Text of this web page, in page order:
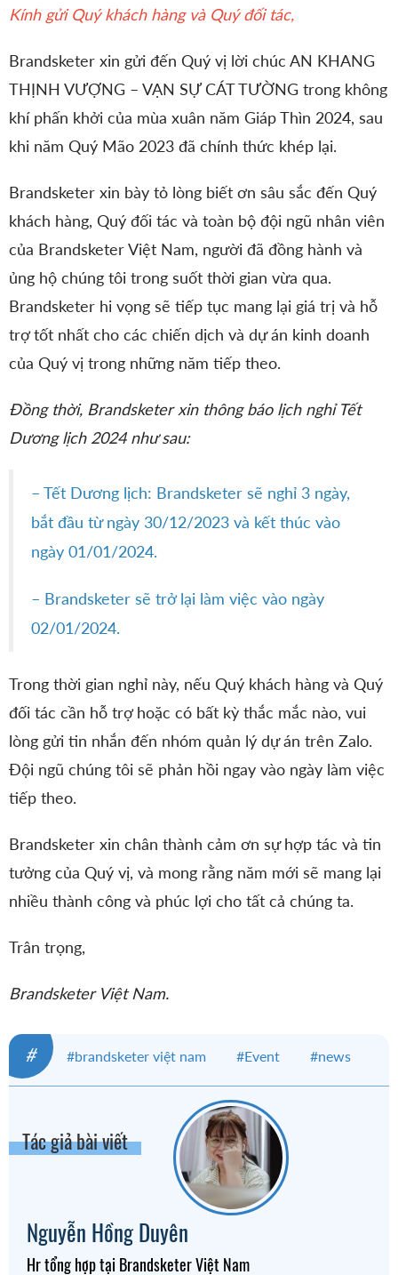
Kính gửi Quý khách hàng và Quý đối tác,
Brandsketer xin gửi đến Quý vị lời chúc AN KHANG
THỊNH VƯỢNG – VẠN SỰ CÁT TƯỜNG trong không
khí phấn khởi của mùa xuân năm Giáp Thìn 2024, sau
khi năm Quý Mão 2023 đã chính thức khép lại.
Brandsketer xin bày tỏ lòng biết ơn sâu sắc đến Quý
khách hàng, Quý đối tác và toàn bộ đội ngũ nhân viên
của Brandsketer Việt Nam, người đã đồng hành và
ủng hộ chúng tôi trong suốt thời gian vừa qua.
Brandsketer hi vọng sẽ tiếp tục mang lại giá trị và hỗ
trợ tốt nhất cho các chiến dịch và dự án kinh doanh
của Quý vị trong những năm tiếp theo.
Đồng thời, Brandsketer xin thông báo lịch nghỉ Tết
Dương lịch 2024 như sau:
– Tết Dương lịch: Brandsketer sẽ nghỉ 3 ngày,
bắt đầu từ ngày 30/12/2023 và kết thúc vào
ngày 01/01/2024.
– Brandsketer sẽ trở lại làm việc vào ngày
02/01/2024.
Trong thời gian nghỉ này, nếu Quý khách hàng và Quý
đối tác cần hỗ trợ hoặc có bất kỳ thắc mắc nào, vui
lòng gửi tin nhắn đến nhóm quản lý dự án trên Zalo.
Đội ngũ chúng tôi sẽ phản hồi ngay vào ngày làm việc
tiếp theo.
Brandsketer xin chân thành cảm ơn sự hợp tác và tin
tưởng của Quý vị, và mong rằng năm mới sẽ mang lại
nhiều thành công và phúc lợi cho tất cả chúng ta.
Trân trọng,
Brandsketer Việt Nam.
# #brandsketer việt nam #Event #news
Tác giả bài viết
Nguyễn Hồng Duyên
Hr tổng hợp tại Brandsketer Việt Nam